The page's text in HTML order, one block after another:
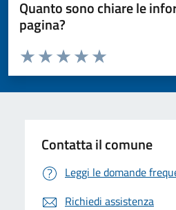
Quanto sono chiare le
pagina?
Valuta da 1 a 5 stelle la pagina
Valuta 5 stelle su
Valuta 4 stelle su 5
Valuta 3 stelle su 5
Valuta 2 stelle su 5
Valuta 1 stelle su 5
Contatta il comune
Leggi le domande
Richiedi assistenza